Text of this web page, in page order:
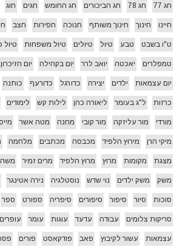
חג 77 חג 78 חג הביכורים חג החומש חגים חוג
חיינו חינוך חינוך משותף חנוכה חפירות חצב
ט"ו בשבט טבע טיול טיולים טיול משפחות טיול
טמפלרים יאכטה יואב לרר יום בקהילה יום הזיכרון
יום עצמאות ילדים יצירה כדורגל כדורעף כותנה
כרזות ל"ג בעומר ליאורה כהן לילות קש לימודים
מורדי מור עליזקה מור קובי מחנה מטה אשר
מיקי הרן מירוץ הלפיד מכבסה מכתבים מלחמה
מצגת מקומות מרוץ מרוץ הלפיד מרים זמיר משה
משק משק ילדים נוי שדש נוסטלגיה נירה אטינגר
סוכות סיור סיפור סיפורים סיפריה ספורט ספר
סריקות צלומים עבודה עדעד עוגות עומר עופרים
עצמאות עשור לקיבוץ פאב פודקאסט פורים